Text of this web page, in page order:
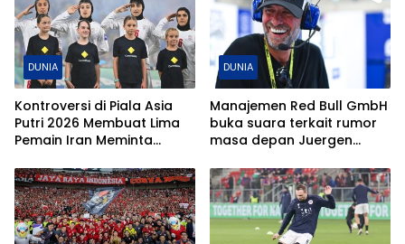
DUNIA
Kontroversi di Piala Asia
Putri 2026 Membuat Lima
Pemain Iran Meminta
DUNIA
Manajemen Red Bull GmbH
buka suara terkait rumor
masa depan Juergen
bola global mereka.